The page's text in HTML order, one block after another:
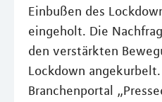
Einbußen des
eingeholt. Die
den verstärkten
Lockdown
Branchenportal